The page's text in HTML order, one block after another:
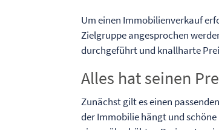
Um einen Immobilienverkauf
Zielgruppe angesprochen
durchgeführt und knallharte
Alles hat seinen
Zunächst gilt es einen
der Immobilie hängt und